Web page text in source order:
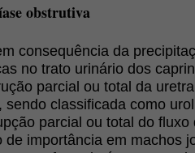
obstrutiva
consequência da
no trato urinário dos
parcial ou total da
sendo classificada como
parcial ou total do fluxo
de importância em machos